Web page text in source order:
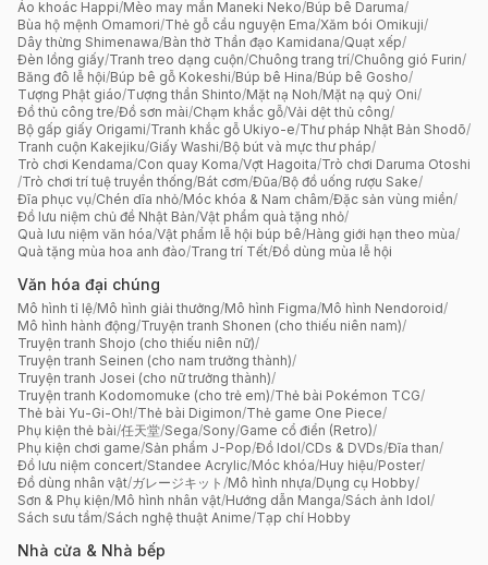
Áo khoác Happi/Mèo may mắn Maneki Neko/Búp bê Daruma/
Bùa hộ mệnh Omamori/Thẻ gỗ cầu nguyện Ema/Xăm bói Omikuji/
Dây thừng Shimenawa/Bàn thờ Thần đạo Kamidana/Quạt xếp/
Đèn lồng giấy/Tranh treo dạng cuộn/Chuông trang trí/Chuông gió Furin/
Băng đô lễ hội/Búp bê gỗ Kokeshi/Búp bê Hina/Búp bê Gosho/
Tượng Phật giáo/Tượng thần Shinto/Mặt nạ Noh/Mặt nạ quỷ Oni/
Đồ thủ công tre/Đồ sơn mài/Chạm khắc gỗ/Vải dệt thủ công/
Bộ gấp giấy Origami/Tranh khắc gỗ Ukiyo-e/Thư pháp Nhật Bản Shodō/
Tranh cuộn Kakejiku/Giấy Washi/Bộ bút và mực thư pháp/
Trò chơi Kendama/Con quay Koma/Vợt Hagoita/Trò chơi Daruma Otoshi
/Trò chơi trí tuệ truyền thống/Bát cơm/Đũa/Bộ đồ uống rượu Sake/
Đĩa phục vụ/Chén dĩa nhỏ/Móc khóa & Nam châm/Đặc sản vùng miền/
Đồ lưu niệm chủ đề Nhật Bản/Vật phẩm quà tặng nhỏ/
Quà lưu niệm văn hóa/Vật phẩm lễ hội búp bê/Hàng giới hạn theo mùa/
Quà tặng mùa hoa anh đào/Trang trí Tết/Đồ dùng mùa lễ hội
Văn hóa đại chúng
Mô hình tỉ lệ/Mô hình giải thưởng/Mô hình Figma/Mô hình Nendoroid/
Mô hình hành động/Truyện tranh Shonen (cho thiếu niên nam)/
Truyện tranh Shojo (cho thiếu niên nữ)/
Truyện tranh Seinen (cho nam trưởng thành)/
Truyện tranh Josei (cho nữ trưởng thành)/
Truyện tranh Kodomomuke (cho trẻ em)/Thẻ bài Pokémon TCG/
Thẻ bài Yu-Gi-Oh!/Thẻ bài Digimon/Thẻ game One Piece/
Phụ kiện thẻ bài/任天堂/Sega/Sony/Game cổ điển (Retro)/
Phụ kiện chơi game/Sản phẩm J-Pop/Đồ Idol/CDs & DVDs/Đĩa than/
Đồ lưu niệm concert/Standee Acrylic/Móc khóa/Huy hiệu/Poster/
Đồ dùng nhân vật/ガレージキット /Mô hình nhựa/Dụng cụ Hobby/
Sơn & Phụ kiện/Mô hình nhân vật/Hướng dẫn Manga/Sách ảnh Idol/
Sách sưu tầm/Sách nghệ thuật Anime/Tạp chí Hobby
Nhà cửa & Nhà bếp